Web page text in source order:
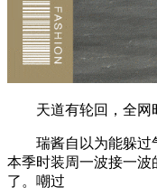
天道有轮回，全网
瑞酱自以为能躲过
本季时装周一波接一波
了。嘲过